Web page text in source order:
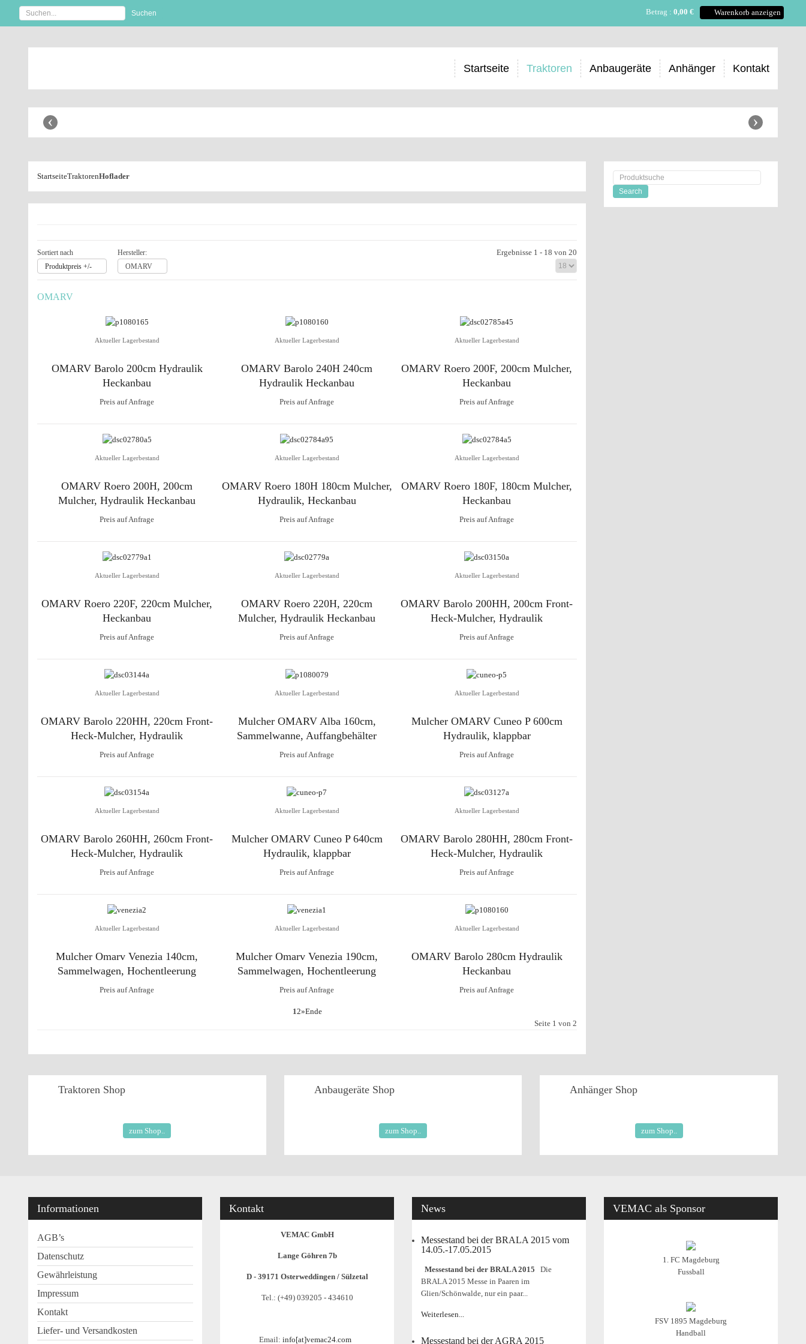
Betrag : 0,00 € Warenkorb anzeigen
Startseite Traktoren Anbaugeräte Anhänger Kontakt
›
‹
StartseiteTraktorenHoflader
Sortiert nach
Produktpreis +/-
Hersteller:
OMARV
Ergebnisse 1 - 18 von 20
OMARV
Aktueller Lagerbestand
OMARV Barolo 200cm Hydraulik
Heckanbau
Preis auf Anfrage
Aktueller Lagerbestand
OMARV Barolo 240H 240cm
Hydraulik Heckanbau
Preis auf Anfrage
Aktueller Lagerbestand
OMARV Roero 200F, 200cm Mulcher,
Heckanbau
Preis auf Anfrage
Aktueller Lagerbestand
OMARV Roero 200H, 200cm
Mulcher, Hydraulik Heckanbau
Preis auf Anfrage
Aktueller Lagerbestand
OMARV Roero 180H 180cm Mulcher,
Hydraulik, Heckanbau
Preis auf Anfrage
Aktueller Lagerbestand
OMARV Roero 180F, 180cm Mulcher,
Heckanbau
Preis auf Anfrage
Aktueller Lagerbestand
OMARV Roero 220F, 220cm Mulcher,
Heckanbau
Preis auf Anfrage
Aktueller Lagerbestand
OMARV Roero 220H, 220cm
Mulcher, Hydraulik Heckanbau
Preis auf Anfrage
Aktueller Lagerbestand
OMARV Barolo 200HH, 200cm Front-
Heck-Mulcher, Hydraulik
Preis auf Anfrage
Aktueller Lagerbestand
OMARV Barolo 220HH, 220cm Front-
Heck-Mulcher, Hydraulik
Preis auf Anfrage
Aktueller Lagerbestand
Mulcher OMARV Alba 160cm,
Sammelwanne, Auffangbehälter
Preis auf Anfrage
Aktueller Lagerbestand
Mulcher OMARV Cuneo P 600cm
Hydraulik, klappbar
Preis auf Anfrage
Aktueller Lagerbestand
OMARV Barolo 260HH, 260cm Front-
Heck-Mulcher, Hydraulik
Preis auf Anfrage
Aktueller Lagerbestand
Mulcher OMARV Cuneo P 640cm
Hydraulik, klappbar
Preis auf Anfrage
Aktueller Lagerbestand
OMARV Barolo 280HH, 280cm Front-
Heck-Mulcher, Hydraulik
Preis auf Anfrage
Aktueller Lagerbestand
Mulcher Omarv Venezia 140cm,
Sammelwagen, Hochentleerung
Preis auf Anfrage
Aktueller Lagerbestand
Mulcher Omarv Venezia 190cm,
Sammelwagen, Hochentleerung
Preis auf Anfrage
Aktueller Lagerbestand
OMARV Barolo 280cm Hydraulik
Heckanbau
Preis auf Anfrage
12»Ende
Seite 1 von 2
Traktoren Shop
zum Shop..
AnbaugeräteShop
zum Shop..
Anhänger Shop
zum Shop..
Informationen
AGB’s
Datenschutz
Gewährleistung
Impressum
Kontakt
Liefer- und Versandkosten
Kontakt
VEMAC GmbH
Lange Göhren 7b
D - 39171 Osterweddingen / Sülzetal
Tel.: (+49) 039205 - 434610
Email: info[at]vemac24.com
News
Messestand bei der BRALA 2015 vom
14.05.-17.05.2015
Messestand bei der BRALA 2015 Die
BRALA 2015 Messe in Paaren im
Glien/Schönwalde, nur ein paar...
Weiterlesen...
Messestand bei der AGRA 2015
VEMAC als Sponsor
1. FC Magdeburg
Fussball
FSV 1895 Magdeburg
Handball